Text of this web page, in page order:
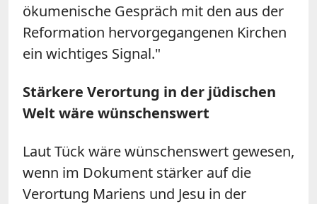
ökumenische Gespräch mit den aus der
Reformation hervorgegangenen Kirchen
ein wichtiges Signal."
Stärkere Verortung in der jüdischen
Welt wäre wünschenswert
Laut Tück wäre wünschenswert gewesen,
wenn im Dokument stärker auf die
Verortung Mariens und Jesu in der